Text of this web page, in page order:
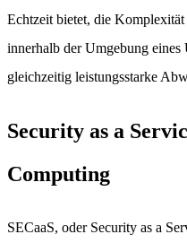
Echtzeit bietet, die
innerhalb der Umgebung eines
gleichzeitig leistungsstarke
Security as a
Computing
SECaaS, oder Security as a